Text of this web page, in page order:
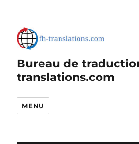
Bureau de
translations.com
MENU